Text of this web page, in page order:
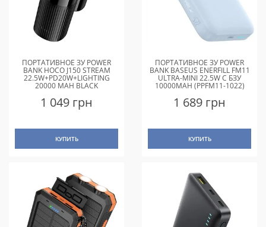
ПОРТАТИВНОЕ ЗУ POWER
BANK HOCO J150 STREAM
22.5W+PD20W+LIGHTING
20000 MAH BLACK
1 049 грн
КУПИТЬ
ПОРТАТИВНОЕ ЗУ POWER
BANK BASEUS ENERFILL FM11
ULTRA-MINI 22.5W С БЗУ
10000MAH (PPFM11-1022)
1 689 грн
КУПИТЬ